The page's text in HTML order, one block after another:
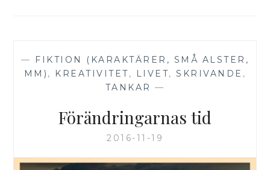
—
FIKTION (KARAKTÄRER, SMÅ ALSTER,
MM) , KREATIVITET, LIVET,SKRIVANDE ,
TANKAR —
Förändringarnas tid
2016-11-19